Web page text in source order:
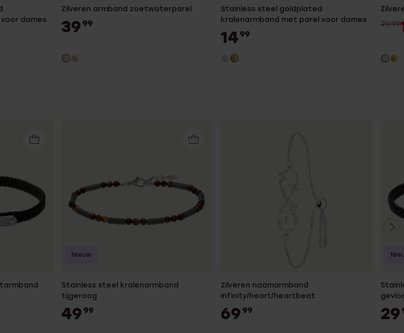
dames
Zilveren armband zoetwaterparel
39 99
Stainless steel goldplated
kralenarmband met parel voor dames
14 99
29.99
Stainless steel kralenarmband
tijgeroog
49 99
Nieuw
Zilveren naamarmband
infinity/heart/heartbeat
69 99 29